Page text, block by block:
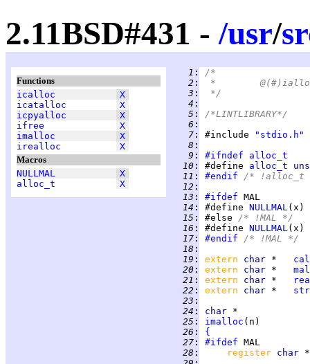
2.11BSD#431 -/usr/
Functions
icalloc
X
icatalloc
X
icpyalloc
X
ifree
X
imalloc
X
irealloc
X
Macros
NULLMAL
X
alloc_t
X
   1
:
/*
   2
:
   3
:
*/
   4
:
   5
:
/*LINTLIBRARY*/
   6
:
   7
: #include
"stdio.h"
   8
:
   9
: #ifndef
alloc_t
  10
: #define alloc_t
  11
: #endif /* !alloc_t
  12
:
  13
: #ifdef
  14
: #define NULLMAL (x)
  15
: #else
/* !MAL */
  16
: #define NULLMAL (x)
  17
: #endif /* !MAL */
  18
:
  19
: extern char *
  20
: extern char *
  21
: extern char *
  22
: extern char *
  23
:
  24
: char
  25
: imalloc
  26
:
{
  27
: #ifdef
  28
: register char